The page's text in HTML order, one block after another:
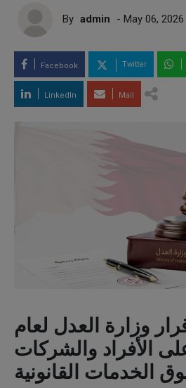
By admin - May 06, 2026
Facebook Twitter
LinkedIn Mail
وزارة العدل لعام
على الأفراد والشركات
الخدمات القانونية